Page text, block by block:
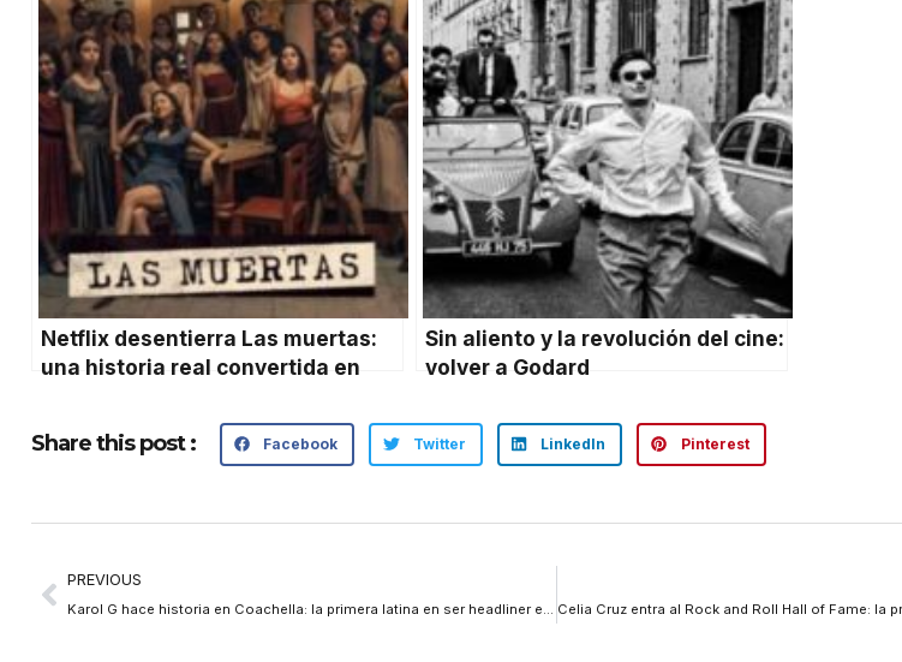
Netflix desentierra Las muertas:
una historia real convertida en
Sin aliento y la revolución del cine:
volver a Godard
Share this post : Facebook Twitter LinkedIn Pinterest
PREVIOUS